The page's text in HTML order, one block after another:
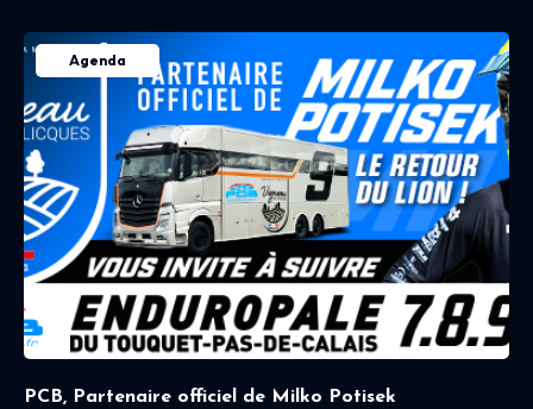
Agenda
PCB, Partenaire officiel de Milko Potisek